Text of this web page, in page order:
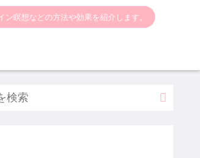
瞑想などの方法や効果を紹介します。